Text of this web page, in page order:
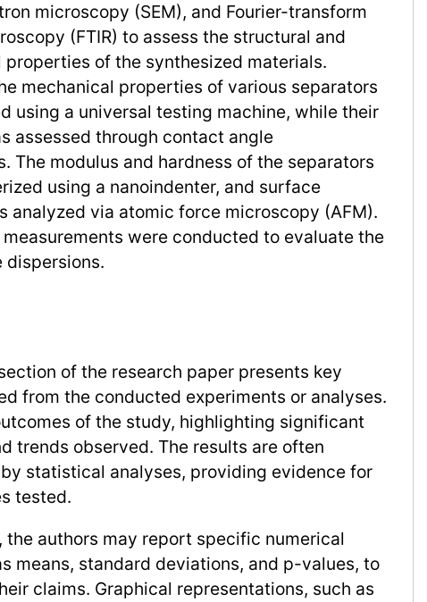
microscopy (SEM), and Fourier-transform
(FTIR) to assess the structural and
properties of the synthesized materials.
mechanical properties of various separators
using a universal testing machine, while their
assessed through contact angle
The modulus and hardness of the separators
using a nanoindenter, and surface
analyzed via atomic force microscopy (AFM).
were conducted to evaluate the
section of the research paper presents key
from the conducted experiments or analyses.
of the study, highlighting significant
trends observed. The results are often
statistical analyses, providing evidence for
tested.
the authors may report specific numerical
means, standard deviations, and p-values, to
claims. Graphical representations, such as